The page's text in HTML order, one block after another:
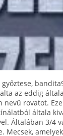
az eddig
nevű rovatot.
általa
Általában 3/4
Mecsek,